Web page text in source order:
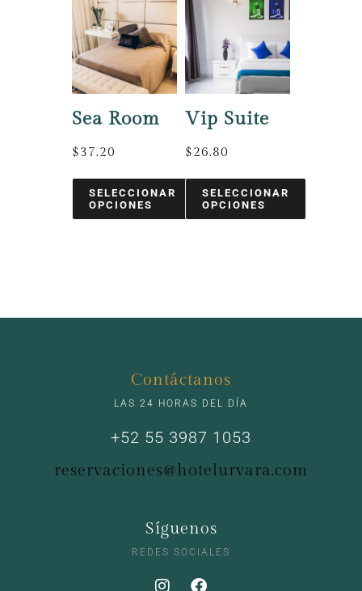
Sea Room
$37.20
SELECCIONAR
OPCIONES
Vip Suite
$26.80
SELECCIONAR
OPCIONES
Contáctanos
LAS 24 HORAS DEL DÍA
+52 55 3987 1053
reservaciones@hotelurvara.com
Síguenos
REDES SOCIALES